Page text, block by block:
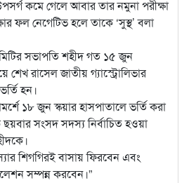
কমে গেলে আবার তার নমুনা পরীক্ষা
ফল নেগেটিভ হলে তাকে ‘সুস্থ’ বলা
সভাপতি শহীদ গত ১৫ জুন
শেখ রাসেল জাতীয় গ্যাস্ট্রোলিভার
হন।
১৮ জুন স্কয়ার হাসপাতালে ভর্তি করা
সংসদ সদস্য নির্বাচিত হওয়া
শিগগিরই বাসায় ফিরবেন এবং
সম্পন্ন করবেন।”